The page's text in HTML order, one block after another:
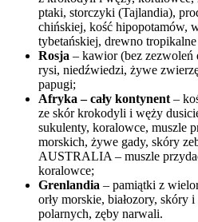
ptaki, storczyki (Tajlandia),
chińskiej, kość hipopotamów,
tybetańskiej, drewno
Rosja – kawior (bez
rysi, niedźwiedzi, żywe
papugi;
Afryka – cały kontynent –
ze skór krokodyli i węży
sukulenty, koralowce, muszle
morskich, żywe gady, skóry
AUSTRALIA – muszle
koralowce;
Grenlandia – pamiątki z
orły morskie, białozory, skóry
polarnych, zęby narwali.